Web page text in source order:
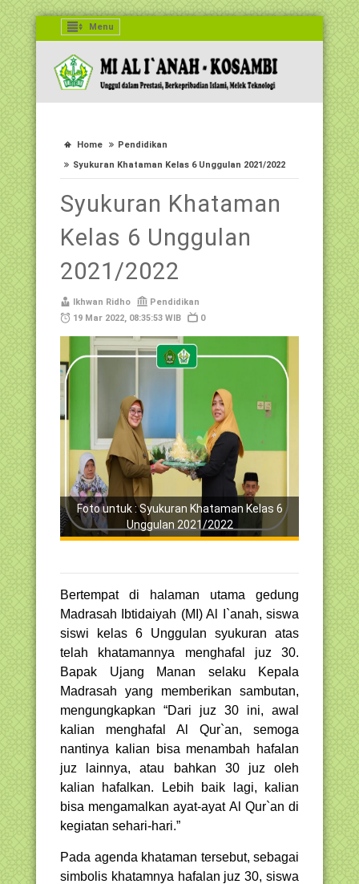
Menu
Home
Pendidikan
Syukuran Khataman Kelas 6 Unggulan 2021/2022
Syukuran Khataman
Kelas 6 Unggulan
2021/2022
Ikhwan Ridho
Pendidikan
19 Mar 2022, 08:35:53 WIB
0
Foto untuk : Syukuran Khataman Kelas 6
Unggulan 2021/2022
Bertempat di halaman utama gedung
Madrasah Ibtidaiyah (MI) Al I`anah, siswa
siswi kelas 6 Unggulan syukuran atas
telah khatamannya menghafal juz 30.
Bapak Ujang Manan selaku Kepala
Madrasah yang memberikan sambutan,
mengungkapkan “Dari juz 30 ini, awal
kalian menghafal Al Qur`an, semoga
nantinya kalian bisa menambah hafalan
juz lainnya, atau bahkan 30 juz oleh
kalian hafalkan. Lebih baik lagi, kalian
bisa mengamalkan ayat-ayat Al Qur`an di
kegiatan sehari-hari.”
Pada agenda khataman tersebut, sebagai
simbolis khatamnya hafalan juz 30, siswa